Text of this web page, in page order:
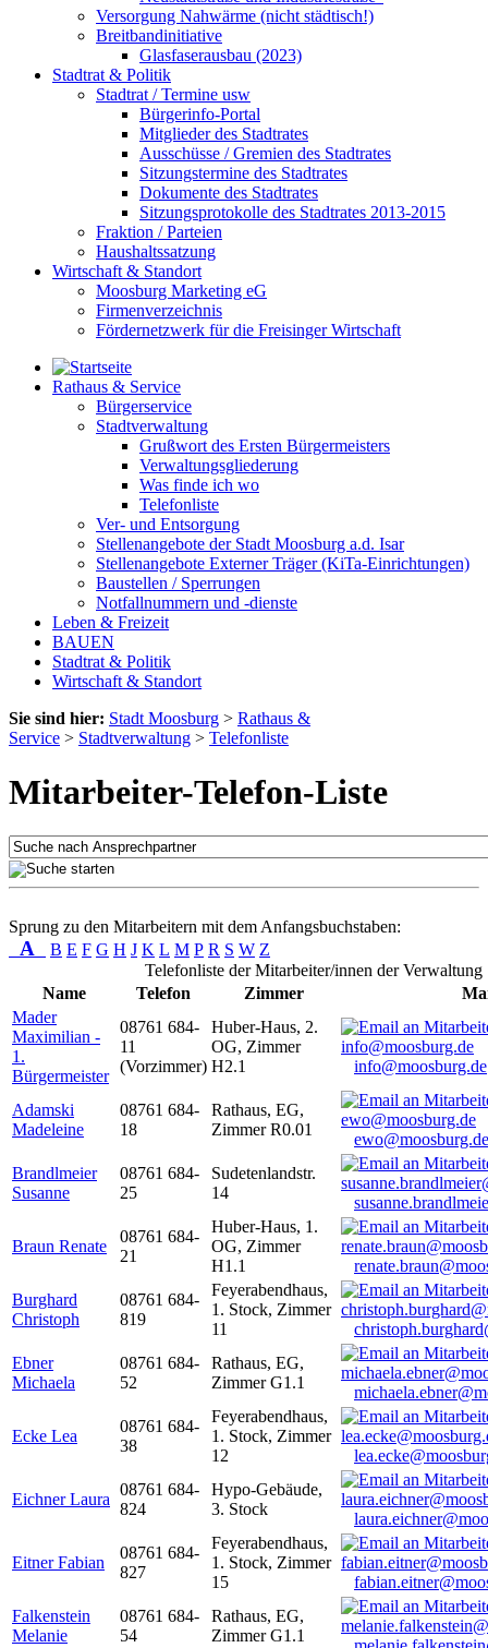
Versorgung Nahwärme (nicht städtisch!)
Breitbandinitiative
Glasfaserausbau (2023)
Stadtrat & Politik
Stadtrat / Termine usw
Bürgerinfo-Portal
Mitglieder des Stadtrates
Ausschüsse / Gremien des Stadtrates
Sitzungstermine des Stadtrates
Dokumente des Stadtrates
Sitzungsprotokolle des Stadtrates 2013-2015
Fraktion / Parteien
Haushaltssatzung
Wirtschaft & Standort
Moosburg Marketing eG
Firmenverzeichnis
Fördernetzwerk für die Freisinger Wirtschaft
Rathaus & Service
Bürgerservice
Stadtverwaltung
Grußwort des Ersten Bürgermeisters
Verwaltungsgliederung
Was finde ich wo
Telefonliste
Ver- und Entsorgung
Stellenangebote der Stadt Moosburg a.d. Isar
Stellenangebote Externer Träger (KiTa-Einrichtungen)
Baustellen / Sperrungen
Notfallnummern und -dienste
Leben & Freizeit
BAUEN
Stadtrat & Politik
Wirtschaft & Standort
Sie sind hier: Stadt Moosburg > Rathaus &
Service > Stadtverwaltung > Telefonliste
Mitarbeiter-Telefon-Liste
Sprung zu den Mitarbeitern mit dem Anfangsbuchstaben:
A B E F G H J K L M P R S W Z
Telefonliste der Mitarbeiter/innen der Verwaltung
Name
Telefon Zimmer
Mader
Maximilian -
1.
Bürgermeister
08761 684-
11
(Vorzimmer)
Huber-Haus, 2.
OG, Zimmer
H2.1
info@moosburg.de
Adamski
Madeleine
08761 684-
18
Rathaus, EG,
Zimmer R0.01
ewo@moosburg.de
Brandlmeier
Susanne
08761 684-
25
Sudetenlandstr.
14
Braun Renate
08761 684-
21
Huber-Haus, 1.
OG, Zimmer
H1.1
Burghard
Christoph
08761 684-
819
Feyerabendhaus,
1. Stock, Zimmer
11
Ebner
Michaela
08761 684-
52
Rathaus, EG,
Zimmer G1.1
Ecke Lea
08761 684-
38
Feyerabendhaus,
1. Stock, Zimmer
12
Eichner Laura
08761 684-
824
Hypo-Gebäude,
3. Stock
Eitner Fabian
08761 684-
827
Feyerabendhaus,
1. Stock, Zimmer
15
Falkenstein
Melanie
08761 684-
54
Rathaus, EG,
Zimmer G1.1